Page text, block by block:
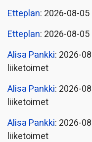
Etteplan: 2026-08-
Etteplan: 2026-08-
Alisa Pankki: 2026-
liiketoimet
Alisa Pankki: 2026-
liiketoimet
Alisa Pankki: 2026-
liiketoimet